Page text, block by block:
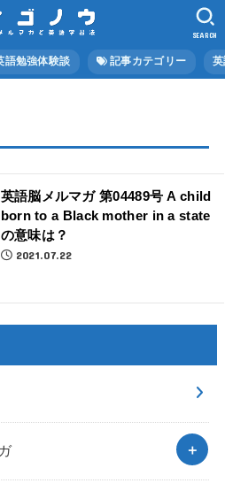
語勉強体験談 記事カテゴリー
SEARCH
英語脳メルマガ 第04489号 A child
born to a Black mother in a state
の意味は？
2021.07.22